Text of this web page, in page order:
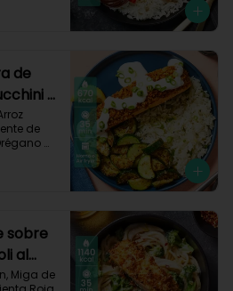
Receta
de
y
de
sobre
al
Miga de